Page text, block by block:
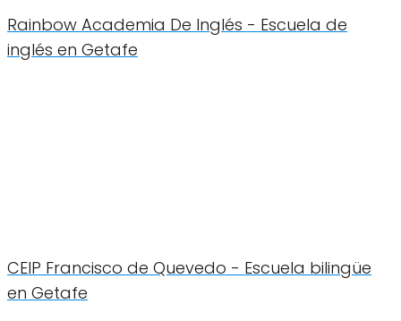
Rainbow Academia De Inglés - Escuela de
inglés en Getafe
CEIP Francisco de Quevedo - Escuela bilingüe
en Getafe